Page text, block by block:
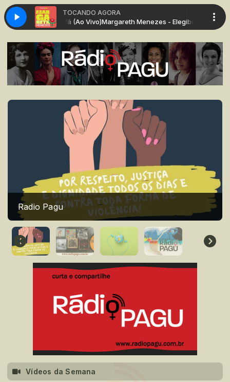
TOCANDO AGORA
História De Ifá (Ao Vivo)Margareth Menezes - Elegibô, Uma História
Radio Pagu
Vídeos da Semana